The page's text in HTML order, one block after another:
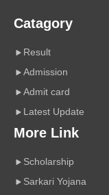
Catagory
Result
Admission
Admit card
Latest Update
More Link
Scholarship
Sarkari Yojana